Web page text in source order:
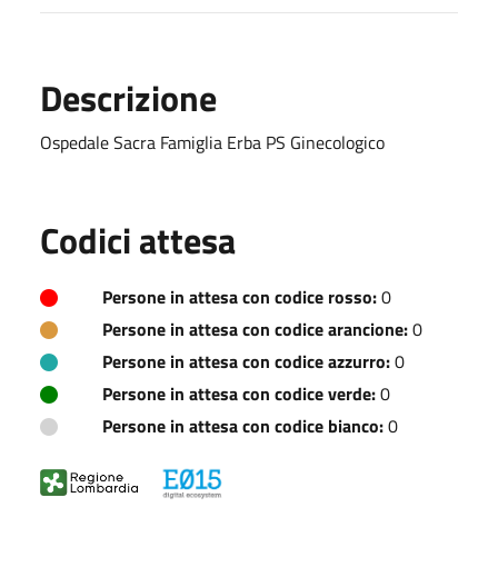
Descrizione
Ospedale Sacra Famiglia Erba PS Ginecologico
Codici attesa
Persone in attesa con codice rosso:0
Persone in attesa con codice arancione:0
Persone in attesa con codice azzurro:0
Persone in attesa con codice verde:0
Persone in attesa con codice bianco:0